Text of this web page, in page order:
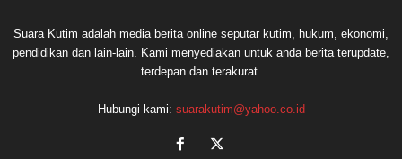
Suara Kutim adalah media berita online seputar kutim, hukum, ekonomi,
pendidikan dan lain-lain. Kami menyediakan untuk anda berita terupdate,
terdepan dan terakurat.
Hubungi kami: suarakutim@yahoo.co.id